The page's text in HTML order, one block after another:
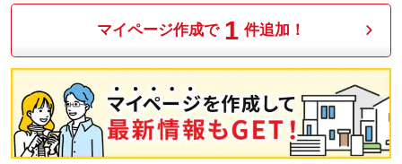
マイページ作成で 1 件追加！